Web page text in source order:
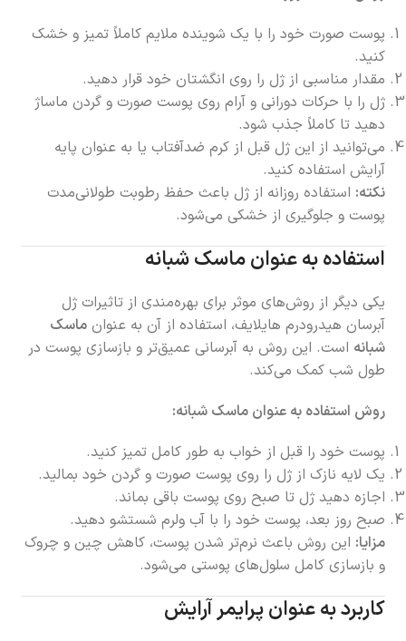
پوست صورت خود را با یک شوینده ملایم کاملاً تمیز و خشک
کنید.
مقدار مناسبی از ژل را روی انگشتان خود قرار دهید.
ژل را با حرکات دورانی و آرام روی پوست صورت و گردن ماساژ
دهید تا کاملاً جذب شود.
می‌توانید از این ژل قبل از کرم ضدآفتاب یا به عنوان پایه
آرایش استفاده کنید.
نکته: استفاده روزانه از ژل باعث حفظ رطوبت طولانی‌مدت
پوست و جلوگیری از خشکی می‌شود.
استفاده به عنوان ماسک شبانه
یکی دیگر از روش‌های موثر برای بهره‌مندی از تاثیرات ژل
آبرسان هیدرودرم هایلایف، استفاده از آن به عنوانماسک
شبانه است. این روش به آبرسانی عمیق‌تر و بازسازی پوست در
طول شب کمک می‌کند.
روش استفاده به عنوان ماسک شبانه:
پوست خود را قبل از خواب به طور کامل تمیز کنید.
یک لایه نازک از ژل را روی پوست صورت و گردن خود بمالید.
اجازه دهید ژل تا صبح روی پوست باقی بماند.
صبح روز بعد، پوست خود را با آب ولرم شستشو دهید.
مزایا: این روش باعث نرم‌تر شدن پوست، کاهش چین و چروک
و بازسازی کامل سلول‌های پوستی می‌شود.
کاربرد به عنوان پرایمر آرایش